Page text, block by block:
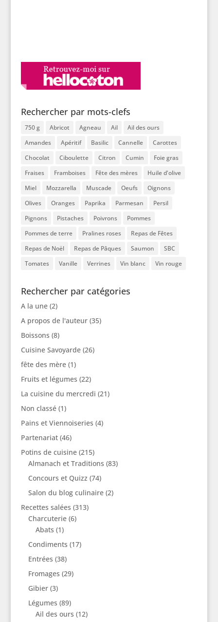
Rechercher par mots-clefs
750 g Abricot Agneau Ail
Ail des ours
Amandes
Apéritif Basilic Cannelle
Carottes
Chocolat
Ciboulette Citron Cumin
Foie gras
Fraises
Framboises Fête des mères
Huile d'olive
Miel
Mozzarella Muscade Oeufs
Oignons
Olives
Oranges Paprika Parmesan
Persil
Pignons
Pistaches Poivrons
Pommes
Pommes de terre
Pralines roses
Repas de Fêtes
Repas de Noël
Repas de Pâques Saumon
SBC
Tomates
Vanille Verrines Vin blanc Vin rouge
Rechercher par catégories
A la une(2)
A propos de l'auteur(35)
Boissons (8)
Cuisine Savoyarde(26)
fête des mère(1)
Fruits et légumes (22)
La cuisine du mercredi (21)
Non classé(1)
Pains et Viennoiseries (4)
Partenariat(46)
Potins de cuisine(215)
Almanach et Traditions (83)
Concours et Quizz (74)
Salon du blog culinaire(2)
Recettes salées (313)
Charcuterie(6)
Abats (1)
Condiments (17)
Entrées (38)
Fromages (29)
Gibier(3)
Légumes (89)
Ail des ours (12)